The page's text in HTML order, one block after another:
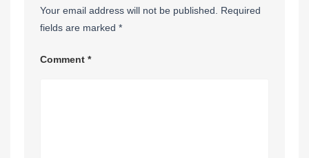
Your email address will not be published.
Required
fields are marked *
Comment *